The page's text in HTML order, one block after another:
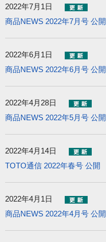
2022年7月1日
商品NEWS 2022年7月号 公開
2022年6月1日
商品NEWS 2022年6月号 公開
2022年4月28日
商品NEWS 2022年5月号 公開
2022年4月14日
TOTO通信 2022年春号 公開
2022年4月1日
商品NEWS 2022年4月号 公開